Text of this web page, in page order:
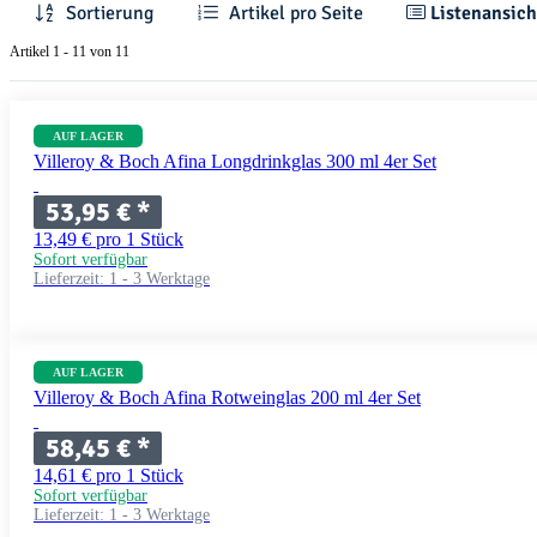
Sortierung Artikel pro Seite
Artikel 1 - 11 von 11
AUF LAGER
Villeroy & Boch Afina Longdrinkglas 300 ml 4er Set
53,95 € *
13,49 € pro 1 Stück
Sofort verfügbar
Lieferzeit: 1 - 3 Werktage
AUF LAGER
Villeroy & Boch Afina Rotweinglas 200 ml 4er Set
58,45 € *
14,61 € pro 1 Stück
Sofort verfügbar
Lieferzeit: 1 - 3 Werktage